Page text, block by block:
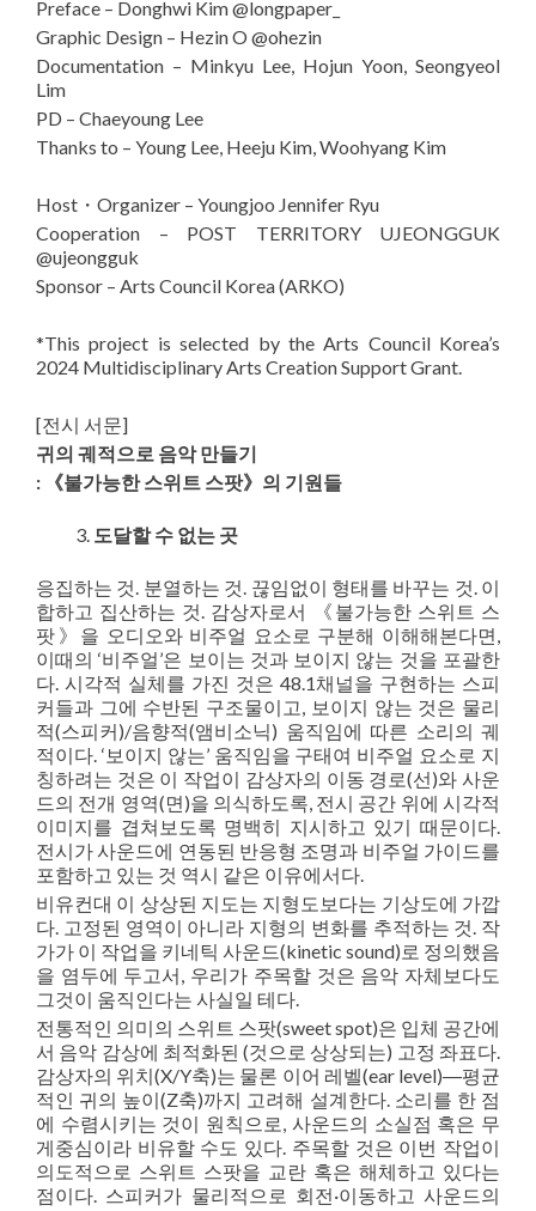
Preface – Donghwi Kim @longpaper_
Graphic Design – Hezin O @ohezin
Documentation – Minkyu Lee, Hojun Yoon, Seongyeol
Lim
PD – Chaeyoung Lee
Thanks to – Young Lee, Heeju Kim, Woohyang Kim
Host・Organizer – Youngjoo Jennifer Ryu
Cooperation – POST TERRITORY UJEONGGUK
@ujeongguk
Sponsor – Arts Council Korea (ARKO)
*This project is selected by the Arts Council Korea’s
2024 Multidisciplinary Arts Creation Support Grant.
[전시 서문]
귀의 궤적으로 음악 만들기
: 《불가능한 스위트 스팟》의 기원들
도달할 수 없는 곳
응집하는 것. 분열하는 것. 끊임없이 형태를 바꾸는 것. 이
합하고 집산하는 것. 감상자로서 《불가능한 스위트 스
팟》을 오디오와 비주얼 요소로 구분해 이해해본다면,
이때의 ‘비주얼’은 보이는 것과 보이지 않는 것을 포괄한
다. 시각적 실체를 가진 것은 48.1채널을 구현하는 스피
커들과 그에 수반된 구조물이고, 보이지 않는 것은 물리
적(스피커)/음향적(앰비소닉) 움직임에 따른 소리의 궤
적이다. ‘보이지 않는’ 움직임을 구태여 비주얼 요소로 지
칭하려는 것은 이 작업이 감상자의 이동 경로(선)와 사운
드의 전개 영역(면)을 의식하도록, 전시 공간 위에 시각적
이미지를 겹쳐보도록 명백히 지시하고 있기 때문이다.
전시가 사운드에 연동된 반응형 조명과 비주얼 가이드를
포함하고 있는 것 역시 같은 이유에서다.
비유컨대 이 상상된 지도는 지형도보다는 기상도에 가깝
다. 고정된 영역이 아니라 지형의 변화를 추적하는 것. 작
가가 이 작업을 키네틱 사운드(kinetic sound)로 정의했음
을 염두에 두고서, 우리가 주목할 것은 음악 자체보다도
그것이 움직인다는 사실일 테다.
전통적인 의미의 스위트 스팟(sweet spot)은 입체 공간에
서 음악 감상에 최적화된 (것으로 상상되는) 고정 좌표다.
감상자의 위치(X/Y축)는 물론 이어 레벨(ear level)―평균
적인 귀의 높이(Z축)까지 고려해 설계한다. 소리를 한 점
에 수렴시키는 것이 원칙으로, 사운드의 소실점 혹은 무
게중심이라 비유할 수도 있다. 주목할 것은 이번 작업이
의도적으로 스위트 스팟을 교란 혹은 해체하고 있다는
점이다. 스피커가 물리적으로 회전·이동하고 사운드의